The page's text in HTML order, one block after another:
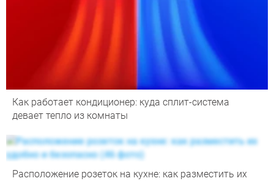
Как работает кондиционер: куда сплит-система
девает тепло из комнаты
Расположение розеток на кухне: как разместить их